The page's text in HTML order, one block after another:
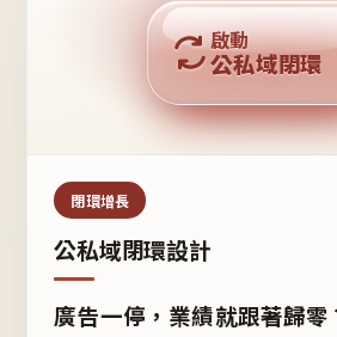
公
私域鐵粉
回購複利
啟動
公私域閉環
閉環增長
公私域閉環設計
廣告一停，業績就跟著歸零